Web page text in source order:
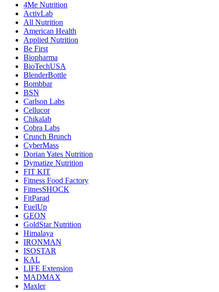
4Me Nutrition
ActivLab
All Nutrition
American Health
Applied Nutrition
Be First
Biopharma
BioTechUSA
BlenderBottle
Bombbar
BSN
Carlson Labs
Cellucor
Chikalab
Cobra Labs
Crunch Brunch
CyberMass
Dorian Yates Nutrition
Dymatize Nutrition
FIT KIT
Fitness Food Factory
FitnesSHOCK
FitParad
FuelUp
GEON
GoldStar Nutrition
Himalaya
IRONMAN
ISOSTAR
KAL
LIFE Extension
MADMAX
Maxler